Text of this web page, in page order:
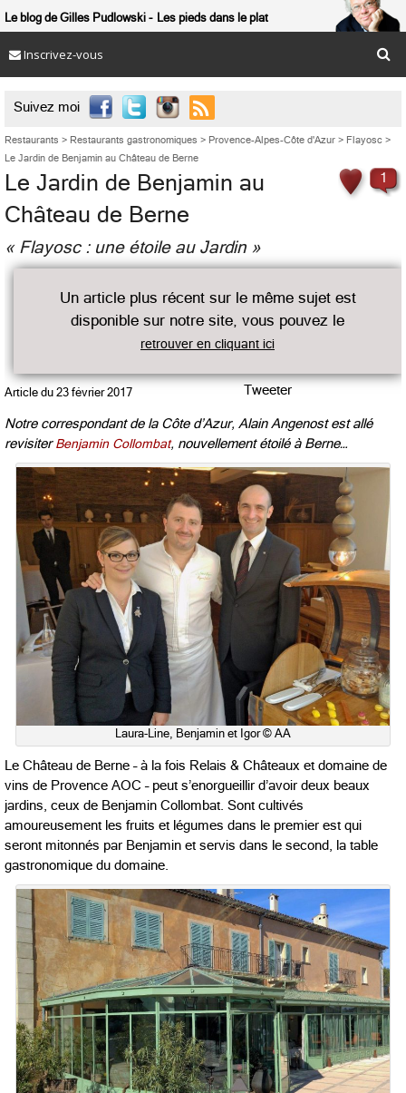
Le blog de Gilles Pudlowski Les pieds dans le plat
Inscrivez-vous
Suivez moi 
Restaurants > Restaurants gastronomiques > Provence-Alpes-Côte d'Azur > Flayosc >
Le Jardin de Benjamin au Château de Berne
1
Le Jardin de Benjamin au
Château de Berne
« Flayosc : une étoile au Jardin »
Un article plus récent sur le même sujet est
disponible sur notre site, vous pouvez le
retrouver en cliquant ici
Article du 23 février 2017 Tweeter
Notre correspondant de la Côte d’Azur, Alain Angenost est allé
revisiterBenjamin Collombat, nouvellement étoilé à Berne…
Laura-Line, Benjamin et Igor © AA
Le Château de Berne – à la fois Relais & Châteaux et domaine de
vins de Provence AOC – peut s’enorgueillir d’avoir deux beaux
jardins, ceux de Benjamin Collombat. Sont cultivés
amoureusement les fruits et légumes dans le premier est qui
seront mitonnés par Benjamin et servis dans le second, la table
gastronomique du domaine.